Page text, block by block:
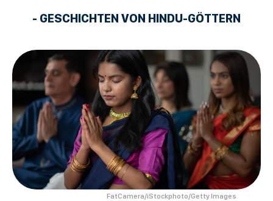
- GESCHICHTEN VON HINDU-GÖTTERN
FatCamera/iStockphoto/Getty Images